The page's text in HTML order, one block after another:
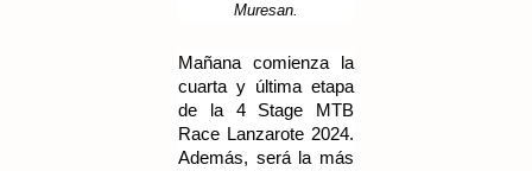
Muresan.
Mañana comienza la
cuarta y última etapa
de la 4 Stage MTB
Race Lanzarote 2024.
Además, será la más